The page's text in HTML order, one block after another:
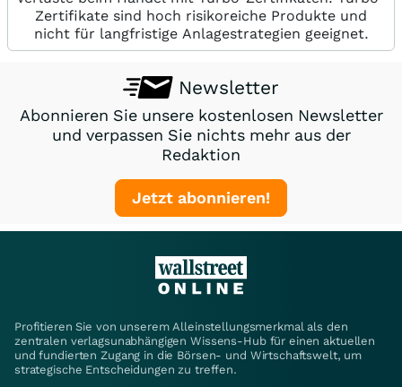
Zertifikate sind hoch risikoreiche Produkte und
nicht für langfristige Anlagestrategien geeignet.
Newsletter
Abonnieren Sie unsere kostenlosen Newsletter
und verpassen Sie nichts mehr aus der
Redaktion
Jetzt abonnieren!
Profitieren Sie von unserem Alleinstellungsmerkmal als den
zentralen verlagsunabhängigen Wissens-Hub für einen aktuellen
und fundierten Zugang in die Börsen- und Wirtschaftswelt, um
strategische Entscheidungen zu treffen.